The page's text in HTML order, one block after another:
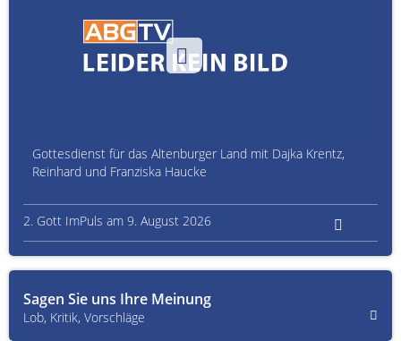
Gottesdienst für das Altenburger Land mit Dajka Krentz,
Reinhard und Franziska Haucke
2. Gott ImPuls am 9. August 2026
Sagen Sie uns Ihre Meinung
Lob, Kritik, Vorschläge